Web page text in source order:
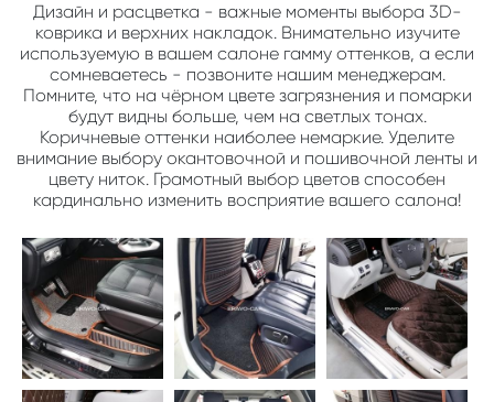
Дизайн и расцветка - важные моменты выбора 3D-
коврика и верхних накладок. Внимательно изучите
используемую в вашем салоне гамму оттенков, а если
сомневаетесь - позвоните нашим менеджерам.
Помните, что на чёрном цвете загрязнения и помарки
будут видны больше, чем на светлых тонах.
Коричневые оттенки наиболее немаркие. Уделите
внимание выбору окантовочной и пошивочной ленты и
цвету ниток. Грамотный выбор цветов способен
кардинально изменить восприятие вашего салона!